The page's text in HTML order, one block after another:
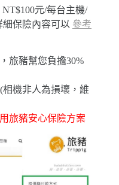
元/每台主機/
保險內容可以 參考
旅豬幫您負擔30%
機非人為損壞，維
旅豬安心保險方案